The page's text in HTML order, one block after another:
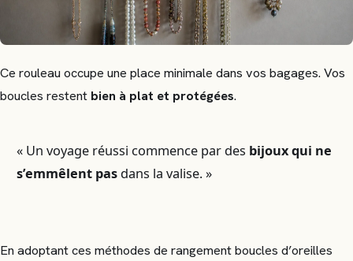
Ce rouleau occupe une place minimale dans vos bagages. Vos
boucles restent bien à plat et protégées.
« Un voyage réussi commence par des bijoux qui ne
s’emmêlent pas dans la valise. »
En adoptant ces méthodes de rangement boucles d’oreilles